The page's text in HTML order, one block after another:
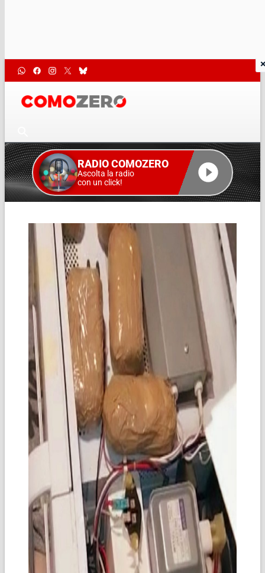
RADIO COMOZERO
Ascolta la radio
con un click!